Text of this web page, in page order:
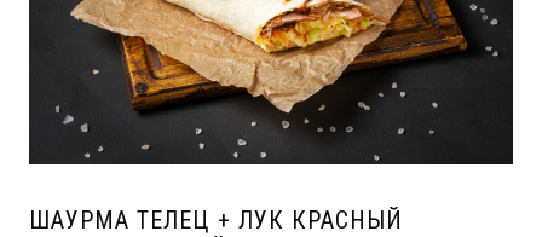
ШАУРМА ТЕЛЕЦ + ЛУК КРАСНЫЙ